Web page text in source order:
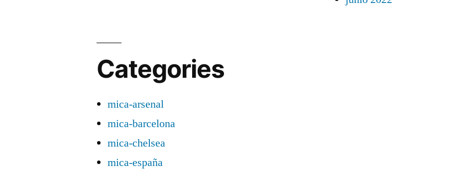
Categories
mica-arsenal
mica-barcelona
mica-chelsea
mica-españa